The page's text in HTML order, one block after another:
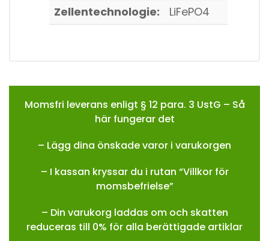
Zellentechnologie:
LiFePO4
Momsfri leverans enligt § 12 para. 3 UstG – Så
här fungerar det
– Lägg dina önskade varor i varukorgen
– I kassan kryssar du i rutan “Villkor för
momsbefrielse”
– Din varukorg laddas om och skatten
reduceras till 0% för alla berättigade artiklar